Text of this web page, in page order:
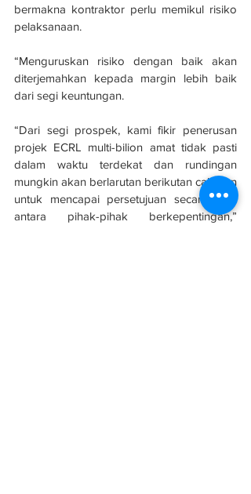
bermakna kontraktor perlu memikul risiko
pelaksanaan.
“Menguruskan risiko dengan baik akan
diterjemahkan kepada margin lebih baik
dari segi keuntungan.
“Dari segi prospek, kami fikir penerusan
projek ECRL multi-bilion amat tidak pasti
dalam waktu terdekat dan rundingan
mungkin akan berlarutan berikutan cabaran
untuk mencapai persetujuan secara baik
antara pihak-pihak berkepentingan,”